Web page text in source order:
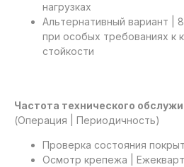
нагрузках
Альтернативный вариант |
при особых требованиях к
стойкости
Частота технического
(Операция | Периодичность)
Проверка состояния
Осмотр крепежа |